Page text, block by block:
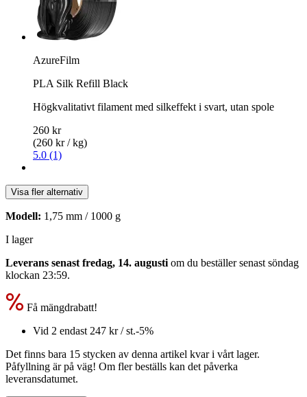
AzureFilm
PLA Silk Refill Black
Högkvalitativt filament med silkeffekt i svart, utan spole
260 kr
(260 kr / kg)
5.0 (1)
Visa fler alternativ
Modell: 1,75 mm / 1000 g
I lager
Leverans senast fredag, 14. augusti om du beställer senast söndag
klockan 23:59.
Få mängdrabatt!
Vid 2 endast 247 kr/ st.-5%
Det finns bara 15 stycken av denna artikel kvar i vårt lager.
Påfyllning är på väg! Om fler beställs kan det påverka
leveransdatumet.